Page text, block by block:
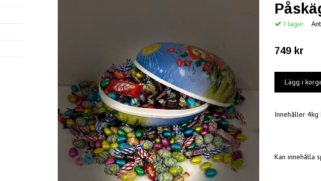
I lager.
749 kr
Innehåller 4kg
Kan innehålla